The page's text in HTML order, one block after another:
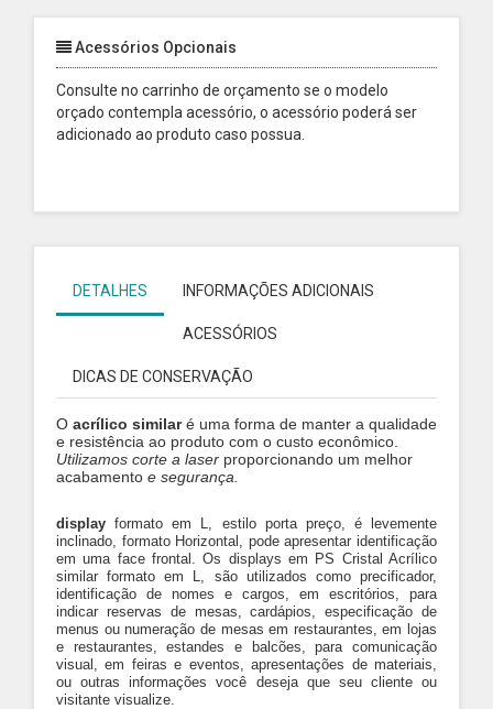
Acessórios Opcionais
Consulte no carrinho de orçamento se o modelo
orçado contempla acessório, o acessório poderá ser
adicionado ao produto caso possua.
DETALHES INFORMAÇÕES ADICIONAIS
ACESSÓRIOS
DICAS DE CONSERVAÇÃO
O acrílico similaré uma forma de manter a qualidade
e resistência ao produto com o custo econômico.
Utilizamos corte a laser proporcionando um melhor
acabamento e segurança.
displayformato em L, estilo porta preço, é levemente
inclinado, formato Horizontal, pode apresentar identificação
em uma face frontal. Os displays em PS Cristal Acrílico
similar formato em L, são utilizados como precificador,
identificação de nomes e cargos, em escritórios, para
indicar reservas de mesas, cardápios, especificação de
menus ou numeração de mesas em restaurantes, em lojas
e restaurantes, estandes e balcões, para comunicação
visual, em feiras e eventos, apresentações de materiais,
ou outras informações você deseja que seu cliente ou
visitante visualize.